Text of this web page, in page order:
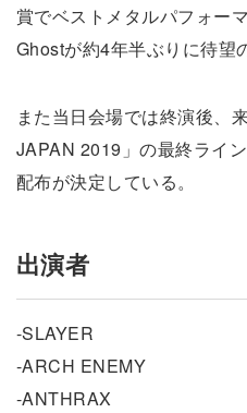
賞でベストメタルパフォー
Ghostが約4年半ぶりに待望
また当日会場では終演後、
JAPAN 2019」の最終ライ
配布が決定している。
出演者
-SLAYER
-ARCH ENEMY
-ANTHRAX